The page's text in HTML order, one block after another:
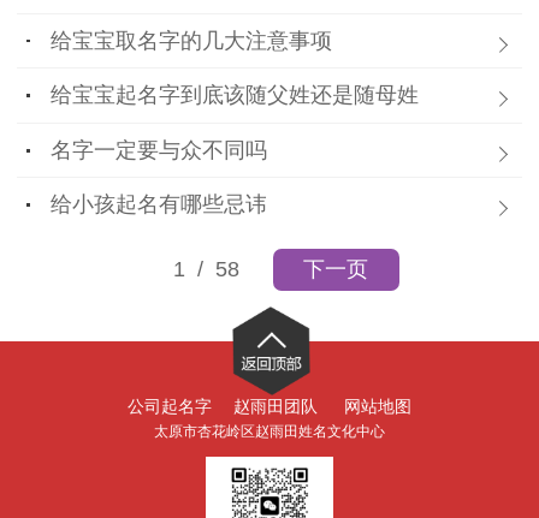
给宝宝取名字的几大注意事项
给宝宝起名字到底该随父姓还是随母姓
名字一定要与众不同吗
给小孩起名有哪些忌讳
1 / 58 下一页
公司起名字 赵雨田团队 网站地图
太原市杏花岭区赵雨田姓名文化中心